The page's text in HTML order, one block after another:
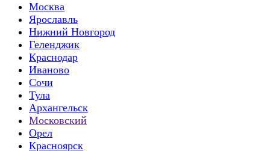
Москва
Ярославль
Нижний Новгород
Геленджик
Краснодар
Иваново
Сочи
Тула
Архангельск
Московский
Орел
Красноярск